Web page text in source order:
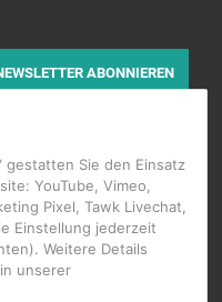
ABONNIEREN
gestatten Sie den Einsatz
YouTube, Vimeo,
Pixel, Tawk Livechat,
Einstellung jederzeit
Weitere Details
unserer